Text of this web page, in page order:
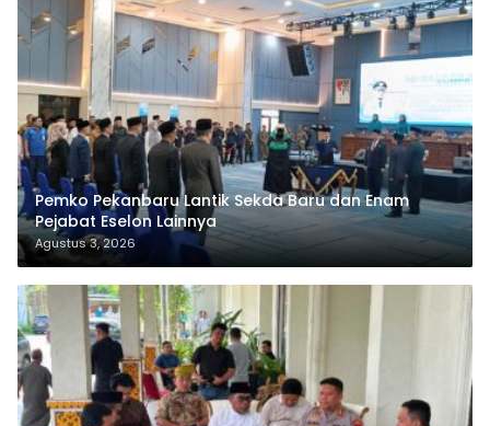
Pemko Pekanbaru Lantik Sekda Baru dan Enam
Pejabat Eselon Lainnya
Agustus 3, 2026